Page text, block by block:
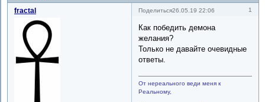
Поделиться 1
26.05.19 22:06
fractal
Как победить демона
желания?
Только не давайте очевидные
ответы.
От нереального веди меня к
Реальному,